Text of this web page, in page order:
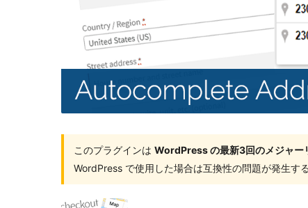
このプラグインは WordPress の最新3回のメジャー
WordPress で使用した場合は互換性の問題が発生す